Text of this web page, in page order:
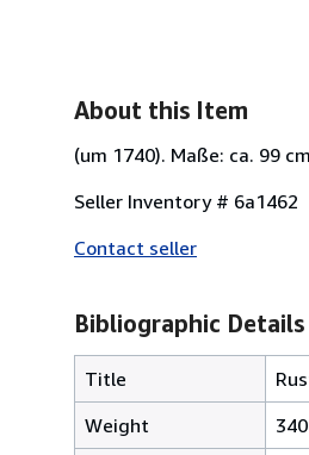
About this Item
(um 1740). Maße: ca. 99
Seller Inventory # 6a1462
Contact seller
Bibliographic Details
Title
Weight